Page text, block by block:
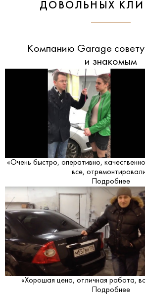
ДОВОЛЬНЫХ
Компанию Garage
и знакомым
«Очень быстро, оперативно,
все,
Подробнее
«Хорошая цена, отличная работа,
Подробнее